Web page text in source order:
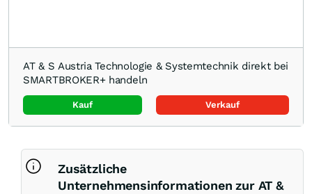
AT & S Austria Technologie & Systemtechnik direkt bei
SMARTBROKER+ handeln
Kauf Verkauf
Zusätzliche
Unternehmensinformationen zur AT &